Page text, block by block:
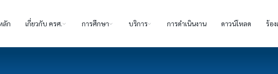
ลัก เกี่ยวกับ ครศ. การศึกษา บริการ การดำเนินงาน ดาวน์โหลด ร้อง